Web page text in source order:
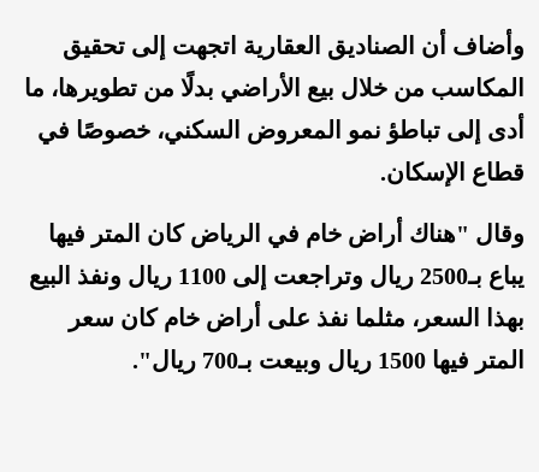
وأضاف أن الصناديق العقارية اتجهت إلى تحقيق
المكاسب من خلال بيع الأراضي بدلًا من تطويرها، ما
أدى إلى تباطؤ نمو المعروض السكني، خصوصًا في
قطاع الإسكان.
وقال "هناك أراض خام في الرياض كان المتر فيها
يباع بـ2500 ريال وتراجعت إلى 1100 ريال ونفذ البيع
بهذا السعر، مثلما نفذ على أراض خام كان سعر
المتر فيها 1500 ريال وبيعت بـ700 ريال".